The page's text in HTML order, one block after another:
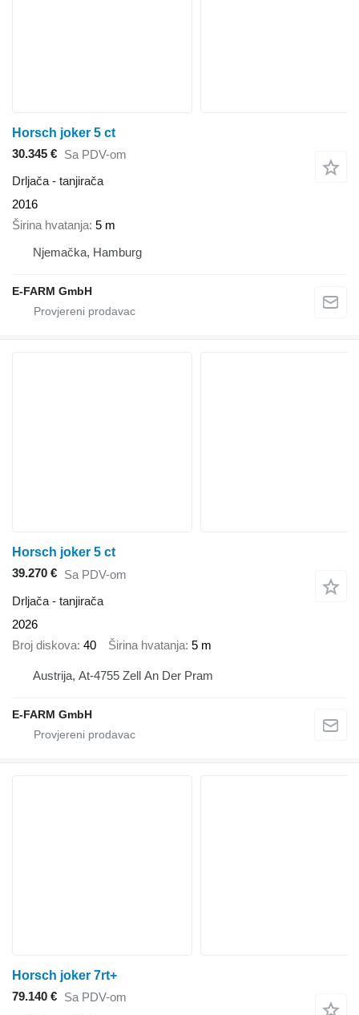
Horsch joker 5 ct
30.345 € Sa PDV-om
Drljača - tanjirača
2016
Širina hvatanja 5 m
Njemačka, Hamburg
E-FARM GmbH
Horsch joker 5 ct
39.270 € Sa PDV-om
Drljača - tanjirača
2026
Broj diskova 40 Širina hvatanja 5 m
Austrija, At-4755 Zell An Der Pram
E-FARM GmbH
Horsch joker 7rt+
79.140 € Sa PDV-om